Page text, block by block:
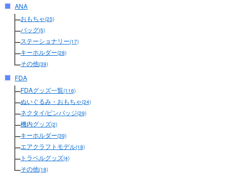
ANA
おもちゃ(25)
バッグ(5)
ステーショナリー(17)
キーホルダー(28)
その他(39)
FDA
FDAグッズ一覧(116)
ぬいぐるみ・おもちゃ(24)
ネクタイ/ピンバッジ(29)
機内グッズ(2)
キーホルダー(39)
エアクラフトモデル(18)
トラベルグッズ(4)
その他(18)